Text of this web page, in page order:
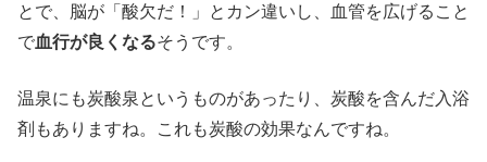
とで、脳が「酸欠だ！」とカン違いし、血管を広げること
で血行が良くなるそうです。
温泉にも炭酸泉というものがあったり、炭酸を含んだ入浴
剤もありますね。これも炭酸の効果なんですね。